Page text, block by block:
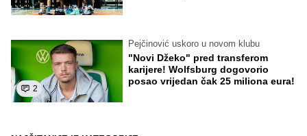
2
Pejčinović uskoro u novom klubu
"Novi Džeko" pred transferom
karijere! Wolfsburg dogovorio
posao vrijedan čak 25 miliona eura!